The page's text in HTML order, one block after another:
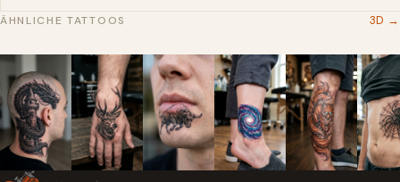
ÄHNLICHE TATTOOS 3D →